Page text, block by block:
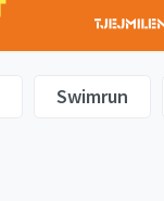
Swimrun